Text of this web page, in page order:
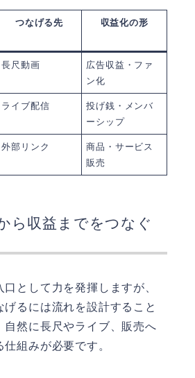
つなげる先 収益化の形
長尺動画
広告収益・ファ
ン化
ライブ配信
投げ銭・メンバ
ーシップ
外部リンク
商品・サービス
販売
ら収益までをつなぐ
として力を発揮しますが、
げるには流れを設計すること
自然に長尺やライブ、販売へ
組みが必要です。